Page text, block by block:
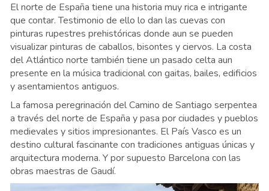
El norte de España tiene una historia muy rica e intrigante
que contar. Testimonio de ello lo dan las cuevas con
pinturas rupestres prehistóricas donde aun se pueden
visualizar pinturas de caballos, bisontes y ciervos. La costa
del Atlántico norte también tiene un pasado celta aun
presente en la música tradicional con gaitas, bailes, edificios
y asentamientos antiguos.
La famosa peregrinación del Camino de Santiago serpentea
a través del norte de España y pasa por ciudades y pueblos
medievales y sitios impresionantes. El País Vasco es un
destino cultural fascinante con tradiciones antiguas únicas y
arquitectura moderna. Y por supuesto Barcelona con las
obras maestras de Gaudí.